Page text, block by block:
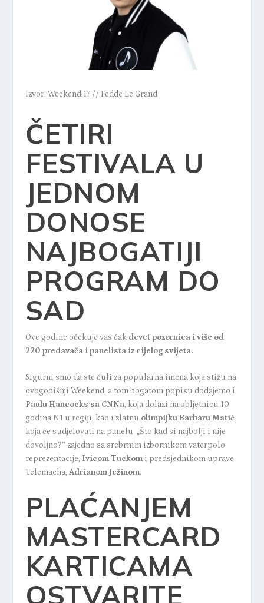
Izvor: Weekend.17 // Fedde Le Grand
ČETIRI
FESTIVALA U
JEDNOM
DONOSE
NAJBOGATIJI
PROGRAM DO
SAD
Ove godine očekuje vas čak devet pozornica i više od
220 predavača i panelista iz cijelog svijeta.
Sigurni smo da ste čuli za popularna imena koja stižu na
ovogodišnji Weekend, a tom bogatom popisu dodajemo i
Paulu Hancocks sa CNNa, koja dolazi na obljetnicu 10
godina N1 u regiji, kao i zlatnu olimpijku Barbaru Matić
koja će sudjelovati na panelu „Što kad si najbolji i nije
dovoljno?“ zajedno sa srebrnim izbornikom vaterpolo
reprezentacije, Ivicom Tuckomi predsjednikom uprave
Telemacha, Adrianom Ježinom.
PLAĆANJEM
MASTERCARD
KARTICAMA
OSTVARITE